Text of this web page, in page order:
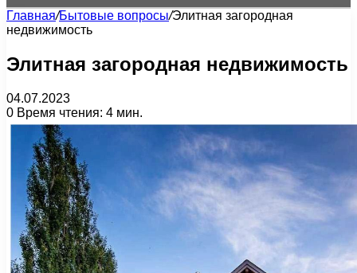
Главная/Бытовые вопросы/Элитная загородная
недвижимость
Элитная загородная недвижимость
04.07.2023
0 Время чтения: 4 мин.